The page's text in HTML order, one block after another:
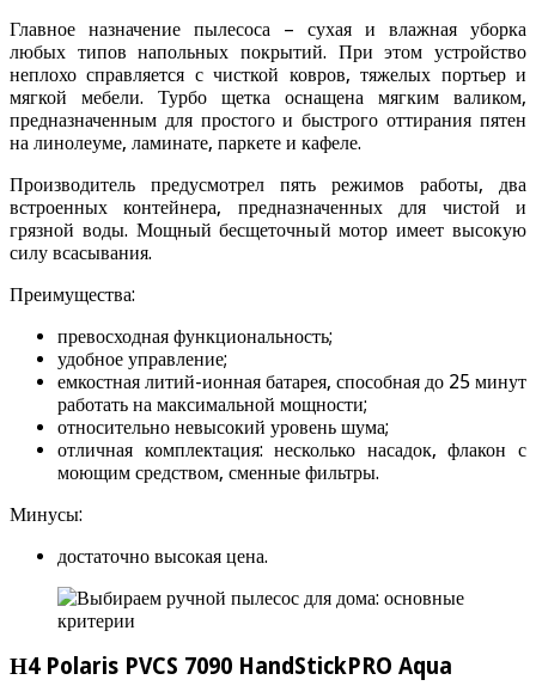
Главное назначение пылесоса – сухая и влажная уборка
любых типов напольных покрытий. При этом устройство
неплохо справляется с чисткой ковров, тяжелых портьер и
мягкой мебели. Турбо щетка оснащена мягким валиком,
предназначенным для простого и быстрого оттирания пятен
на линолеуме, ламинате, паркете и кафеле.
Производитель предусмотрел пять режимов работы, два
встроенных контейнера, предназначенных для чистой и
грязной воды. Мощный бесщеточный мотор имеет высокую
силу всасывания.
Преимущества:
превосходная функциональность;
удобное управление;
емкостная литий-ионная батарея, способная до 25 минут
работать на максимальной мощности;
относительно невысокий уровень шума;
отличная комплектация: несколько насадок, флакон с
моющим средством, сменные фильтры.
Минусы:
достаточно высокая цена.
Н4 Polaris PVCS 7090 HandStickPRO Aqua